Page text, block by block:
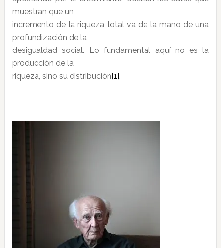
muestran que un
incremento de la riqueza total va de la mano de una
profundización de la
desigualdad social. Lo fundamental aquí no es la
producción de la
riqueza, sino su distribución[1].